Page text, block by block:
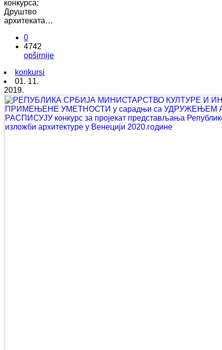
конкурса:
Друштво
архитеката…
0
4742
opširnije
konkursi
01. 11.
2019.